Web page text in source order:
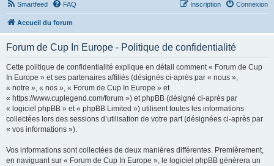
Smartfeed FAQ Connexion
Inscription
Accueil du forum
Forum de Cup In Europe - Politique de confidentialité
Cette politique de confidentialité explique en détail comment « Forum de Cup
In Europe » et ses partenaires affiliés (désignés ci-après par « nous »,
« notre », « nos », « Forum de Cup In Europe » et
« https://www.cuplegend.com/forum ») et phpBB (désigné ci-après par
« logiciel phpBB » et « phpBB Limited ») utilisent toutes les informations
collectées lors des sessions d’utilisation de votre part (désignées ci-après par
« vos informations »).
Vos informations sont collectées de deux manières différentes. Premièrement,
en naviguant sur « Forum de Cup In Europe », le logiciel phpBB génèrera un